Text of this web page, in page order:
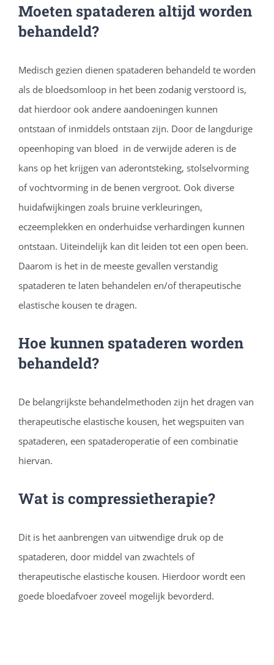
Moeten spataderen altijd worden
behandeld?
Medisch gezien dienen spataderen behandeld te worden
als de bloedsomloop in het been zodanig verstoord is,
dat hierdoor ook andere aandoeningen kunnen
ontstaan of inmiddels ontstaan zijn. Door de langdurige
opeenhoping van bloed in de verwijde aderen is de
kans op het krijgen van aderontsteking, stolselvorming
of vochtvorming in de benen vergroot. Ook diverse
huidafwijkingen zoals bruine verkleuringen,
eczeemplekken en onderhuidse verhardingen kunnen
ontstaan. Uiteindelijk kan dit leiden tot een open been.
Daarom is het in de meeste gevallen verstandig
spataderen te laten behandelen en/of therapeutische
elastische kousen te dragen.
Hoe kunnen spataderen worden
behandeld?
De belangrijkste behandelmethoden zijn het dragen van
therapeutische elastische kousen, het wegspuiten van
spataderen, een spataderoperatie of een combinatie
hiervan.
Wat is compressietherapie?
Dit is het aanbrengen van uitwendige druk op de
spataderen, door middel van zwachtels of
therapeutische elastische kousen. Hierdoor wordt een
goede bloedafvoer zoveel mogelijk bevorderd.